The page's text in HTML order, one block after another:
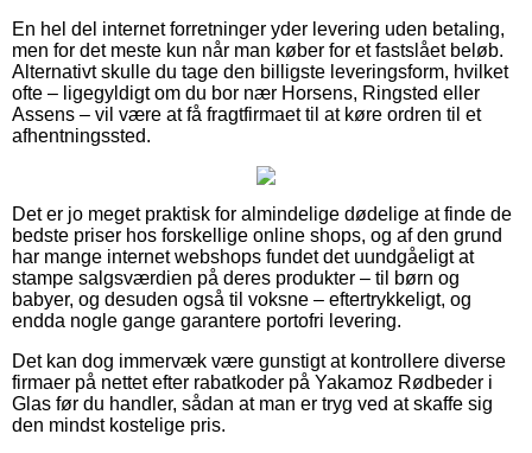
En hel del internet forretninger yder levering uden betaling,
men for det meste kun når man køber for et fastslået beløb.
Alternativt skulle du tage den billigste leveringsform, hvilket
ofte – ligegyldigt om du bor nær Horsens, Ringsted eller
Assens – vil være at få fragtfirmaet til at køre ordren til et
afhentningssted.
Det er jo meget praktisk for almindelige dødelige at finde de
bedste priser hos forskellige online shops, og af den grund
har mange internet webshops fundet det uundgåeligt at
stampe salgsværdien på deres produkter – til børn og
babyer, og desuden også til voksne – eftertrykkeligt, og
endda nogle gange garantere portofri levering.
Det kan dog immervæk være gunstigt at kontrollere diverse
firmaer på nettet efter rabatkoder på Yakamoz Rødbeder i
Glas før du handler, sådan at man er tryg ved at skaffe sig
den mindst kostelige pris.